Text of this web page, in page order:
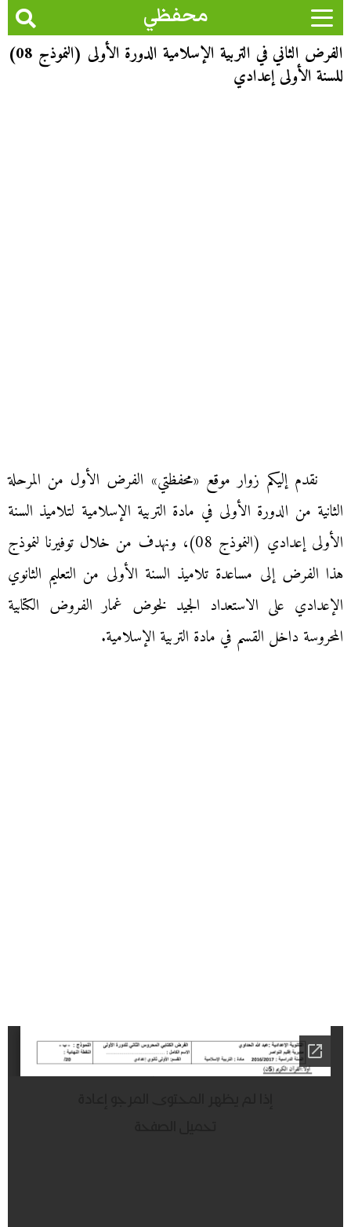
محفظي
الفرض الثاني في التربية الإسلامية الدورة الأولى (النموذج 08)
للسنة الأولى إعدادي
نقدم إليكم زوار موقع «محفظتي» الفرض الأول من المرحلة
الثانية من الدورة الأولى في مادة التربية الإسلامية لتلاميذ السنة
الأولى إعدادي (النموذج 08)، ونهدف من خلال توفيرنا لنموذج
هذا الفرض إلى مساعدة تلاميذ السنة الأولى من التعليم الثانوي
الإعدادي على الاستعداد الجيد لخوض غمار الفروض الكتابية
المحروسة داخل القسم في مادة التربية الإسلامية.